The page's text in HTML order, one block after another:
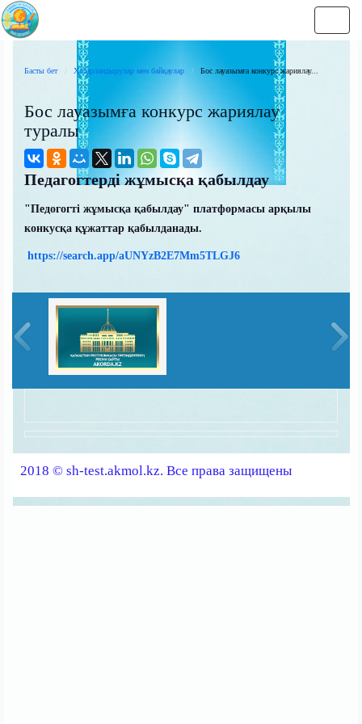
Басты бет Хабарландырулар мен байқаулар Бос лауазымға конкурс жариялау...
Бос лауазымға конкурс жариялау
туралы
Педагогтерді жұмысқа қабылдау
"Педогогті жұмысқа қабылдау" платформасы арқылы
конкусқа құжаттар қабылданады.
https://search.app/aUNYzB2E7Mm5TLGJ6
2018 © sh-test.akmol.kz. Все права защищены